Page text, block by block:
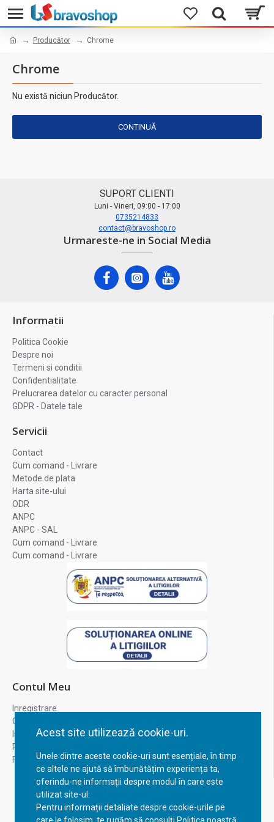
Acest site utilizează cookie-uri.
Unele dintre aceste cookie-uri sunt esențiale, în timp
ce altele ne ajută să îmbunătățim experiența ta,
oferindu-ne informații despre modul în care este
utilizat site-ul.
Pentru informații detaliate despre cookie-urile pe
Producător Chrome
Chrome
Nu există niciun Producător.
CONTINUĂ
SUPORT CLIENTI
Luni - Vineri, 09:00 - 17:00
0735214833
contact@bravoshop.ro
Urmareste-ne in Social Media
Informatii
Politica Cookie
Despre noi
Termeni si conditii
Confidentialitate
Prelucrarea datelor cu caracter personal
GDPR - Datele tale
Servicii
Contact
Cum comand - Livrare
Metode de plata
Harta site-ului
ODR
ANPC
ANPC - SAL
Cum comand - Livrare
Cum comand - Livrare
Contul Meu
Inregistrare
Contul meu
Istoric comenzi
Recuperare parola
Returnare produs